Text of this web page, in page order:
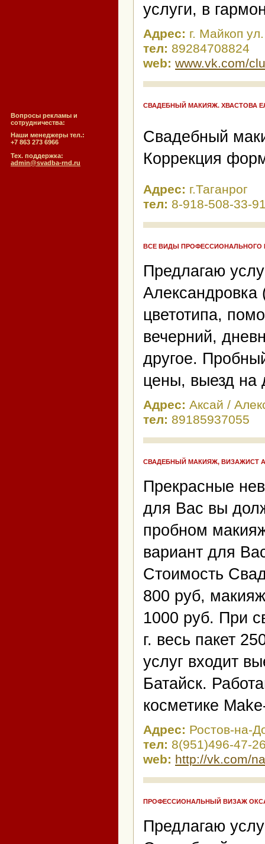
Вопросы рекламы и
сотрудничества:
Наши менеджеры тел.:
+7 863 273 6966
Тех. поддержка:
admin@svadba-rnd.ru
услуги, в
Адрес: г. Майкоп
тел: 89284708824
web: www.vk.com/
СВАДЕБНЫЙ МАКИЯЖ. ХВАСТОВА
Свадебный
Коррекция
Адрес: г.Таганрог
тел: 8-918-508-33-
ВСЕ ВИДЫ
Предлагаю
цветотипа,
вечерний,
другое.
цены, выезд на
Адрес: Аксай /
тел: 89185937055
СВАДЕБНЫЙ МАКИЯЖ, ВИЗАЖИСТ
Прекрасные
для Вас вы
пробном
вариант для
Стоимость
800 руб,
1000 руб. При
г. весь пакет
услуг входит
Батайск.
косметике
Адрес: Ростов-на-
тел: 8(951)496-47-
web: http://vk.com/
ПРОФЕССИОНАЛЬНЫЙ ВИЗАЖ
Предлагаю